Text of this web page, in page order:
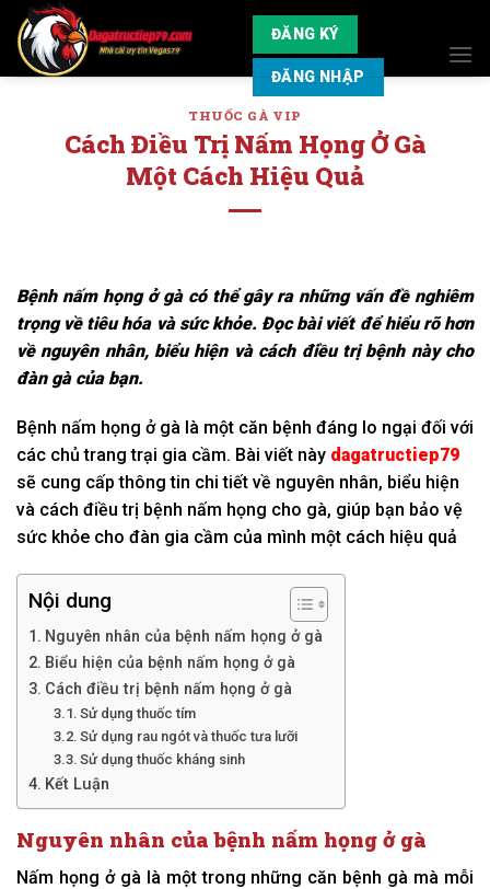
Skip
content
ĐĂNG KÝ
ĐĂNG NHẬP
THUỐC GÀ VIP
Cách Điều Trị Nấm Họng Ở Gà
Một Cách Hiệu Quả
Bệnh nấm họng ở gà có thể gây ra những vấn đề nghiêm
trọng về tiêu hóa và sức khỏe. Đọc bài viết để hiểu rõ hơn
về nguyên nhân, biểu hiện và cách điều trị bệnh này cho
đàn gà của bạn.
Bệnh nấm họng ở gà là một căn bệnh đáng lo ngại đối với
các chủ trang trại gia cầm. Bài viết này dagatructiep79
sẽ cung cấp thông tin chi tiết về nguyên nhân, biểu hiện
và cách điều trị bệnh nấm họng cho gà, giúp bạn bảo vệ
sức khỏe cho đàn gia cầm của mình một cách hiệu quả
Nội dung
Nguyên nhân của bệnh nấm họng ở gà
Biểu hiện của bệnh nấm họng ở gà
Cách điều trị bệnh nấm họng ở gà
Sử dụng thuốc tím
Sử dụng rau ngót và thuốc tưa lưỡi
Sử dụng thuốc kháng sinh
Kết Luận
Nguyên nhân của bệnh nấm họng ở gà
Nấm họng ở gà là một trong những căn bệnh gà mà mỗi